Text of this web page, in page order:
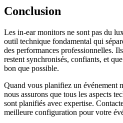
Conclusion
Les in-ear monitors ne sont pas du
outil technique fondamental qui
des performances professionnelles.
restent synchronisés, confiants, et
bon que possible.
Quand vous planifiez un événement
nous assurons que tous les aspects
sont planifiés avec expertise.
meilleure configuration pour votre